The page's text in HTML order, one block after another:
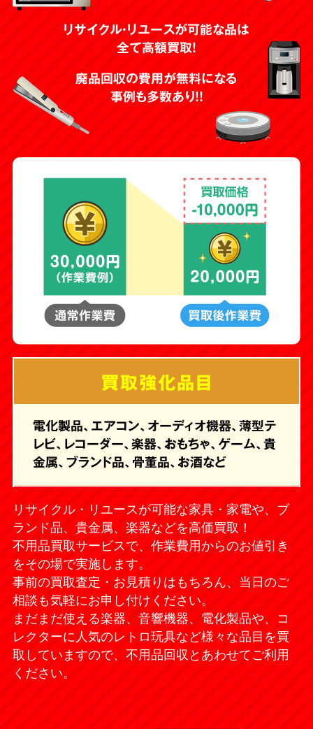
婚礼家具
石油ファンヒーター
体重計
掃除機
空気清浄機
ヘアアイロン バイク
シーリングライト モバイルバッテリー
キャリーケース（スー
ツケース）
カイロ
エレクトーン
ゴミ箱 iPhone
おもちゃ ひな人形
リサイクル・リユースが可能な品は
全て高額買取！
廃品回収の費用が無料になる
事例も多数あり！！
買取強化品目
電化製品、エアコン、オーディオ機器、薄型テ
レビ、レコーダー、楽器、おもちゃ、ゲーム、貴
金属、ブランド品、骨董品、お酒など
リサイクル・リユースが可能な家具・家電や、ブ
ランド品、貴金属、楽器などを高価買取！
不用品買取サービスで、作業費用からのお値引き
をその場で実施します。
事前の買取査定・お見積りはもちろん、当日のご
相談も気軽にお申し付けください。
まだまだ使える楽器、音響機器、電化製品や、コ
レクターに人気のレトロ玩具など様々な品目を買
取していますので、不用品回収とあわせてご利用
ください。